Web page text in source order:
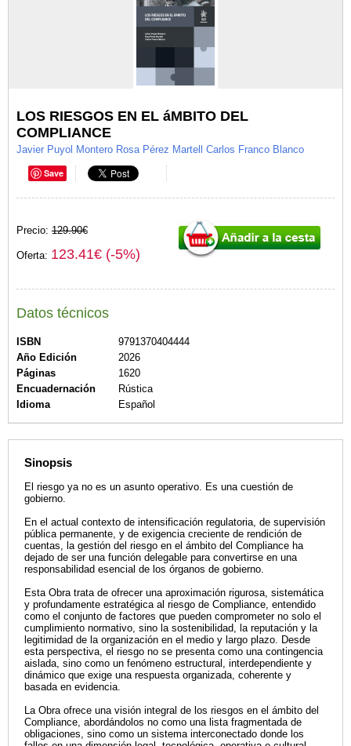
LOS RIESGOS EN EL áMBITO DEL
COMPLIANCE
Javier Puyol Montero Rosa Pérez Martell Carlos Franco Blanco
Save
Precio: 129.90€
Oferta: 123.41€ (-5%)
Datos técnicos
ISBN
9791370404444
Año Edición
2026
Páginas
1620
Encuadernación
Rústica
Idioma
Español
Sinopsis
El riesgo ya no es un asunto operativo. Es una cuestión de
gobierno.
En el actual contexto de intensificación regulatoria, de supervisión
pública permanente, y de exigencia creciente de rendición de
cuentas, la gestión del riesgo en el ámbito del Compliance ha
dejado de ser una función delegable para convertirse en una
responsabilidad esencial de los órganos de gobierno.
Esta Obra trata de ofrecer una aproximación rigurosa, sistemática
y profundamente estratégica al riesgo de Compliance, entendido
como el conjunto de factores que pueden comprometer no solo el
cumplimiento normativo, sino la sostenibilidad, la reputación y la
legitimidad de la organización en el medio y largo plazo. Desde
esta perspectiva, el riesgo no se presenta como una contingencia
aislada, sino como un fenómeno estructural, interdependiente y
dinámico que exige una respuesta organizada, coherente y
basada en evidencia.
La Obra ofrece una visión integral de los riesgos en el ámbito del
Compliance, abordándolos no como una lista fragmentada de
obligaciones, sino como un sistema interconectado donde los